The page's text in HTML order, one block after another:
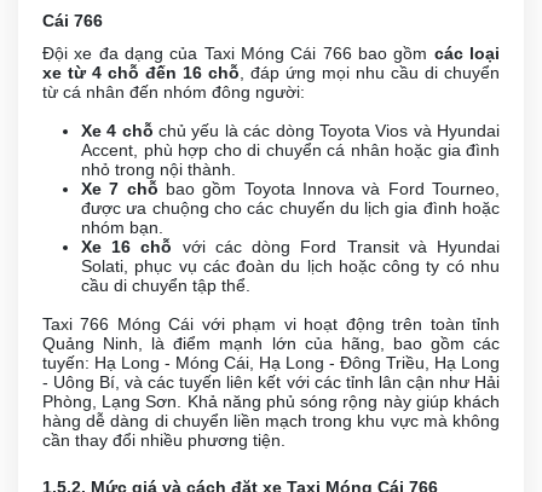
Cái 766
Đội xe đa dạng của Taxi Móng Cái 766 bao gồm các loại
xe từ 4 chỗ đến 16 chỗ , đáp ứng mọi nhu cầu di chuyển
từ cá nhân đến nhóm đông người:
Xe 4 chỗchủ yếu là các dòng Toyota Vios và Hyundai
Accent, phù hợp cho di chuyển cá nhân hoặc gia đình
nhỏ trong nội thành.
Xe 7 chỗ bao gồm Toyota Innova và Ford Tourneo,
được ưa chuộng cho các chuyến du lịch gia đình hoặc
nhóm bạn.
Xe 16 chỗ với các dòng Ford Transit và Hyundai
Solati, phục vụ các đoàn du lịch hoặc công ty có nhu
cầu di chuyển tập thể.
Taxi 766 Móng Cái với phạm vi hoạt động trên toàn tỉnh
Quảng Ninh, là điểm mạnh lớn của hãng, bao gồm các
tuyến: Hạ Long - Móng Cái, Hạ Long - Đông Triều, Hạ Long
- Uông Bí, và các tuyến liên kết với các tỉnh lân cận như Hải
Phòng, Lạng Sơn. Khả năng phủ sóng rộng này giúp khách
hàng dễ dàng di chuyển liền mạch trong khu vực mà không
cần thay đổi nhiều phương tiện.
1.5.2. Mức giá và cách đặt xe Taxi Móng Cái 766